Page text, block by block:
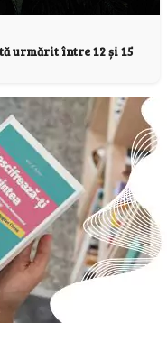
urmărit între 12 și 15